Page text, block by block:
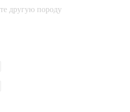
другую породу